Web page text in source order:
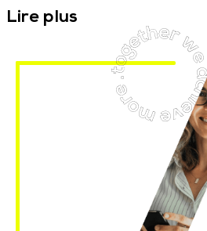
Lire plus